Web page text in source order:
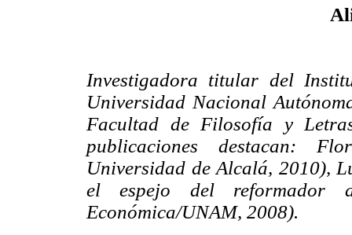
Investigadora titular del
Universidad Nacional
Facultad de Filosofía y
publicaciones destacan:
Universidad de Alcalá, 2010),
el espejo del reformador
Económica/UNAM, 2008).